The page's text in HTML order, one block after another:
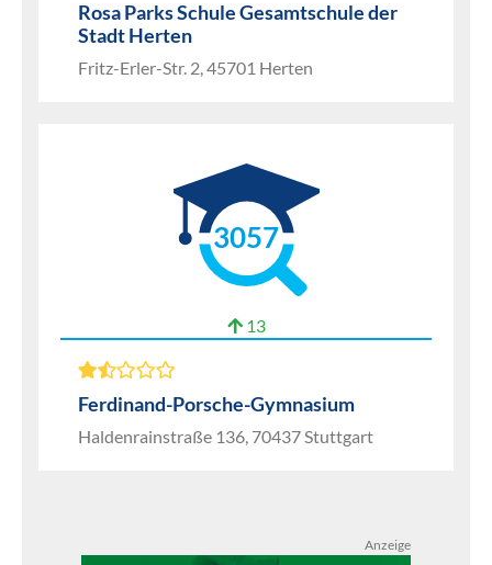
Rosa Parks Schule Gesamtschule der
Stadt Herten
Fritz-Erler-Str. 2, 45701 Herten
3057
13
Ferdinand-Porsche-Gymnasium
Haldenrainstraße 136, 70437 Stuttgart
Anzeige